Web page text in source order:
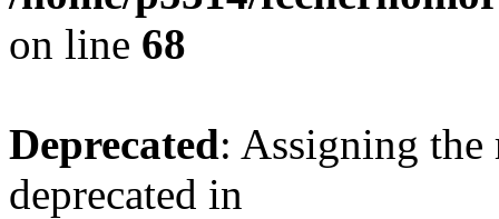
on line 68
Deprecated: Assigning the
deprecated in